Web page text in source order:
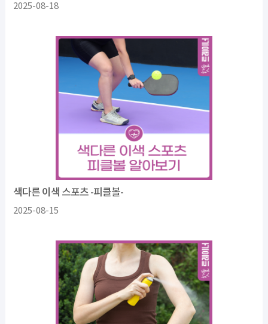
2025-08-18
색다른 이색 스포츠 -피클볼-
2025-08-15